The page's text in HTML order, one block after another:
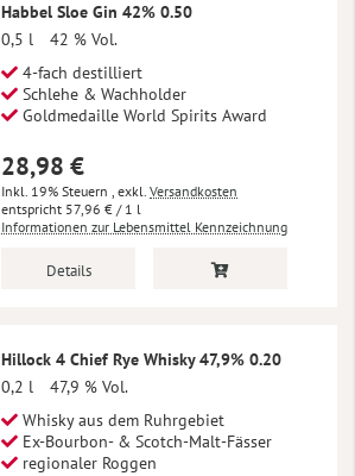
Habbel Sloe Gin 42% 0.50
0,5 l
42 % Vol.
4-fach destilliert
Schlehe & Wachholder
Goldmedaille World Spirits Award
28,98 €
Inkl. 19% Steuern , exkl. Versandkosten
57,96 € / 1 l
Informationen zur Lebensmittel Kennzeichnung
Details
Hillock 4 Chief Rye Whisky 47,9% 0.20
0,2 l
47,9 % Vol.
Whisky aus dem Ruhrgebiet
Ex-Bourbon- & Scotch-Malt-Fässer
regionaler Roggen